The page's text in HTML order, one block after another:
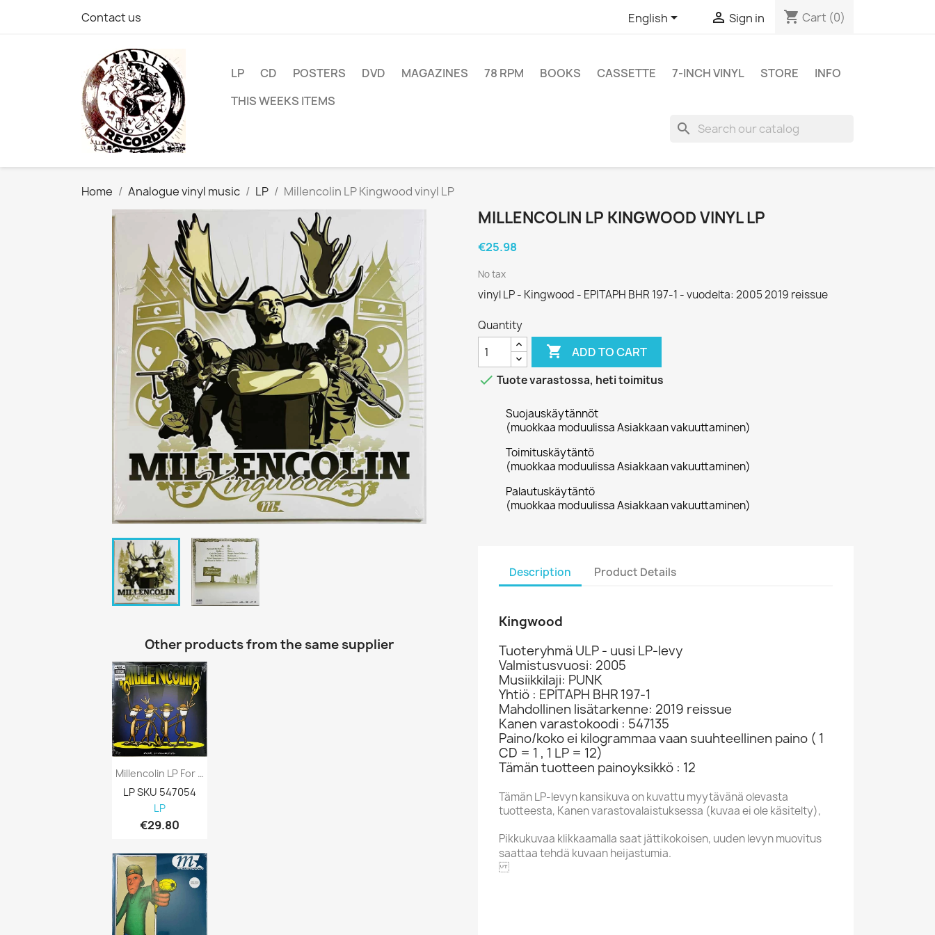
Contact us English  Sign in shopping_cart Cart (0)
LP CD POSTERS DVD MAGAZINES 78 RPM BOOKS CASSETTE 7-INCH VINYL STORE
INFO
THIS WEEKS ITEMS
search
Home Analogue vinyl music LP Millencolin LP Kingwood vinyl LP
Other products from the same supplier
Millencolin LP For Monkeys, Pink Raspberry...
LP SKU 547054
LP
€29.80
MILLENCOLIN LP KINGWOOD VINYL LP
€25.98
No tax
vinyl LP - Kingwood - EPITAPH BHR 197-1 - vuodelta: 2005 2019 reissue
Quantity
 ADD TO CART
 Tuote varastossa, heti toimitus
Suojauskäytännöt
(muokkaa moduulissa Asiakkaan vakuuttaminen)
Toimituskäytäntö
(muokkaa moduulissa Asiakkaan vakuuttaminen)
Palautuskäytäntö
(muokkaa moduulissa Asiakkaan vakuuttaminen)
Description Product Details
Kingwood
Tuoteryhmä ULP - uusi LP-levy
Valmistusvuosi: 2005
Musiikkilaji: PUNK
Yhtiö : EPITAPH BHR 197-1
Mahdollinen lisätarkenne: 2019 reissue
Kanen varastokoodi : 547135
Paino/koko ei kilogrammaa vaan suuhteellinen paino ( 1
CD = 1 , 1 LP = 12)
Tämän tuotteen painoyksikkö : 12
Tämän LP-levyn kansikuva on kuvattu myytävänä olevasta
tuotteesta, Kanen varastovalaistuksessa (kuvaa ei ole käsitelty),
Pikkukuvaa klikkaamalla saat jättikokoisen, uuden levyn muovitus
saattaa tehdä kuvaan heijastumia.